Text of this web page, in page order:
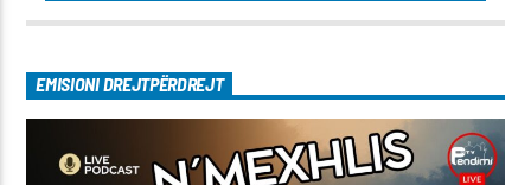
EMISIONI DREJTPËRDREJT